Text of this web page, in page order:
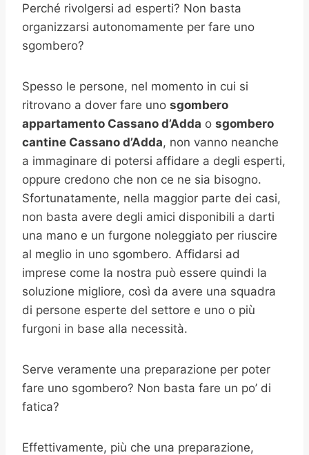
Perché rivolgersi ad esperti? Non basta
organizzarsi autonomamente per fare uno
sgombero?
Spesso le persone, nel momento in cui si
ritrovano a dover fare uno sgombero
appartamento Cassano d’Adda o sgombero
cantine Cassano d’Adda, non vanno neanche
a immaginare di potersi affidare a degli esperti,
oppure credono che non ce ne sia bisogno.
Sfortunatamente, nella maggior parte dei casi,
non basta avere degli amici disponibili a darti
una mano e un furgone noleggiato per riuscire
al meglio in uno sgombero. Affidarsi ad
imprese come la nostra può essere quindi la
soluzione migliore, così da avere una squadra
di persone esperte del settore e uno o più
furgoni in base alla necessità.
Serve veramente una preparazione per poter
fare uno sgombero? Non basta fare un po’ di
fatica?
Effettivamente, più che una preparazione,